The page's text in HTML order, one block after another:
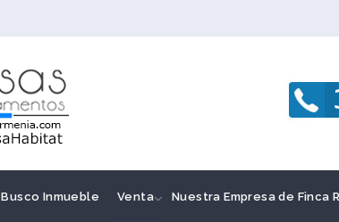
Busco Inmueble Venta Nuestra Empresa de Finca